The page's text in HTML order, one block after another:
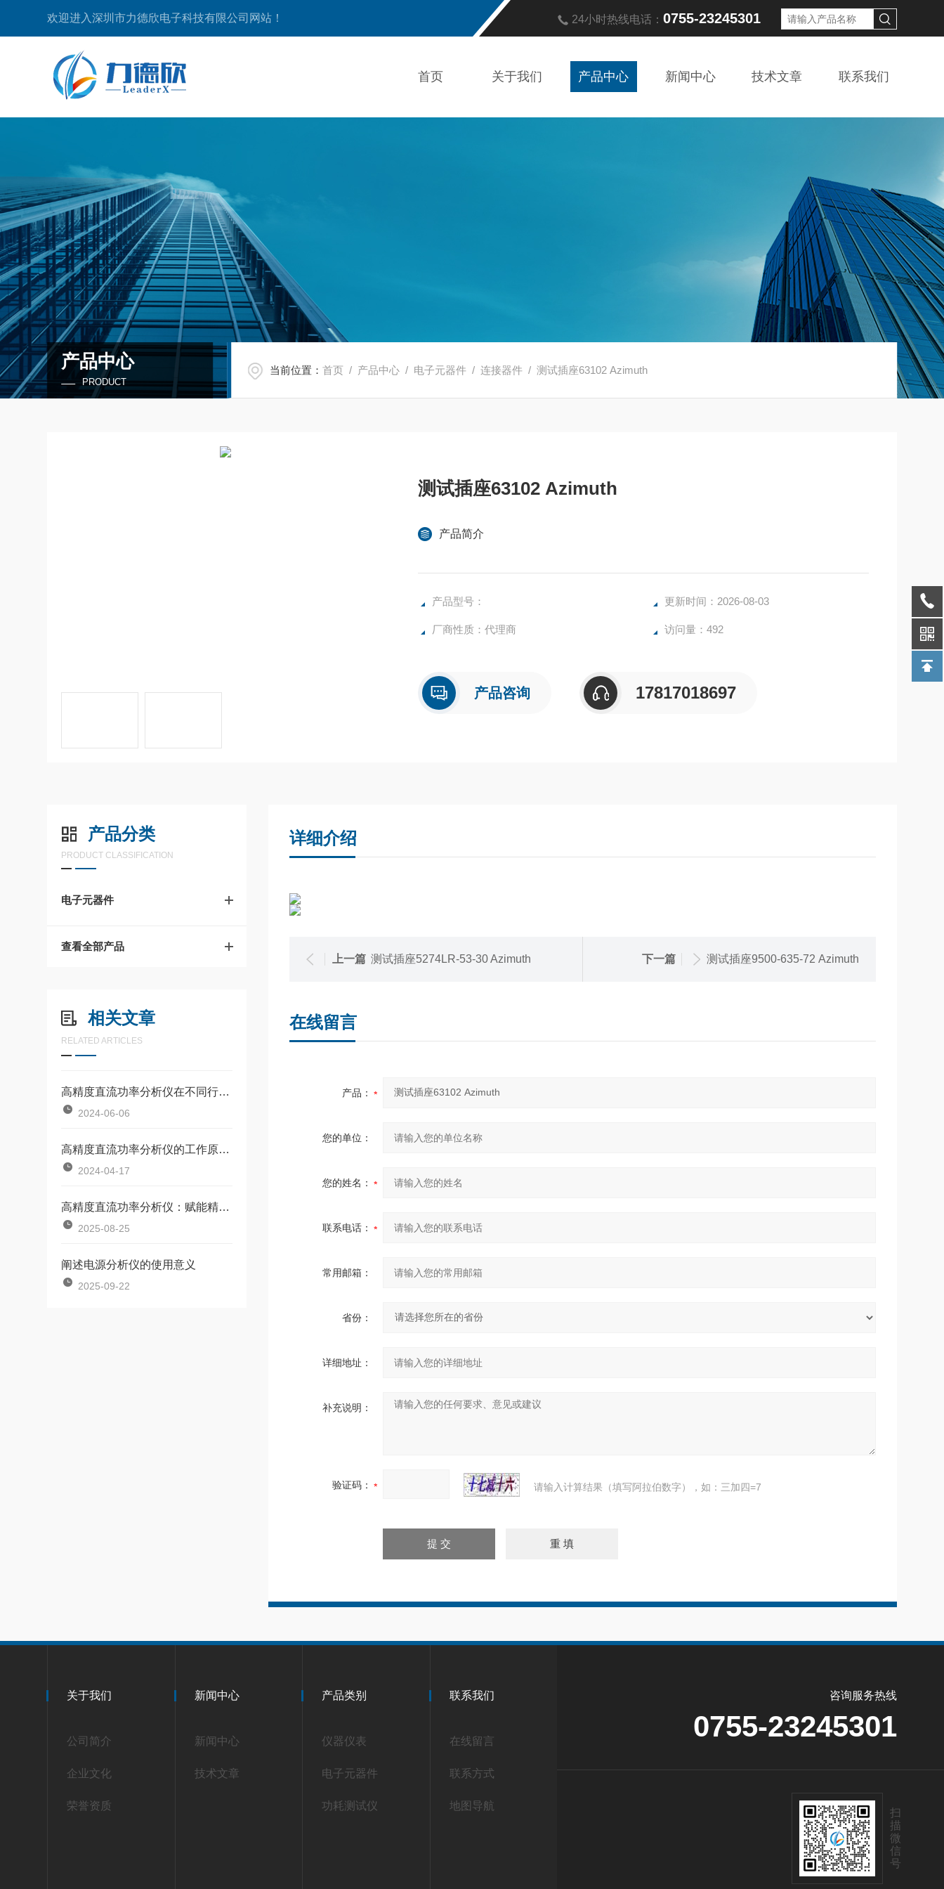
欢迎进入深圳市力德欣电子科技有限公司网站！ 24小时热线电话： 0755-23245301
首页 关于我们 产品中心 新闻中心 技术文章 联系我们
产品中心
PRODUCT
当前位置：首页 / 产品中心 / 电子元器件 /连接器件 / 测试插座63102 Azimuth
测试插座63102 Azimuth
产品简介
产品型号： 更新时间：2026-08-03
厂商性质：代理商 访问量：492
产品咨询 17817018697
产品分类
PRODUCT CLASSIFICATION
电子元器件
查看全部产品
相关文章
RELATED ARTICLES
高精度直流功率分析仪在不同行业的使用规范
2024-06-06
高精度直流功率分析仪的工作原理涉及多个步骤和功能
2024-04-17
高精度直流功率分析仪：赋能精准测量的技术设备
2025-08-25
阐述电源分析仪的使用意义
2025-09-22
详细介绍
上一篇 测试插座5274LR-53-30 Azimuth 下一篇 测试插座9500-635-72 Azimuth
在线留言
产品：
您的单位：
您的姓名：
联系电话：
常用邮箱：
省份：
详细地址：
补充说明：
验证码： 请输入计算结果（填写阿拉伯数字），如：三加四=7
关于我们
公司简介
企业文化
荣誉资质
新闻中心
新闻中心
技术文章
产品类别
仪器仪表
电子元器件
功耗测试仪
联系我们
在线留言
联系方式
地图导航
咨询服务热线
0755-23245301
扫
描
微
信
号